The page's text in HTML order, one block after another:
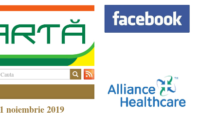
noiembrie 2019